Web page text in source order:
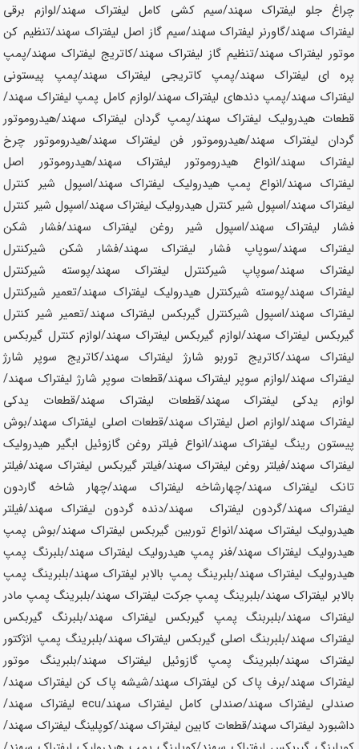
چراغ جلو لیفتراکسهند/سیم کشی کامل لیفتراک سهند/لوازم برقی
لیفتراک سهند/گاورنر لیفتراکسهند/سیم گاز اصل لیفتراک سهند/تنظیم کن
موتور لیفتراک سهند/تنظیم گاز لیفتراک سهند/کاتریج لیفتراکسهند/پمپ
پره ای لیفتراک سهند/پمپ کاتریجی لیفتراکسهند/پمپ پیستونی
لیفتراک سهند/پمپ دندهای لیفتراکسهند/لوازم کامل پمپ لیفتراک سهند/
قطعات هیدرولیک لیفتراک سهند/پمپ گردان لیفتراکسهند/هیدروموتور
گردان لیفتراک سهند/هیدروموتور فن لیفتراک سهند/هیدروموتور چرخ
لیفتراک سهند/انواع هیدروموتور لیفتراک سهند/هیدروموتور اصل
لیفتراک سهند/انواع پمپ هیدرولیک لیفتراکسهند/اسپول شیر کنترل
لیفتراک سهند/اسپول شیر کنترل هیدرولیک لیفتراک سهند/اسپول شیر کنترل
فشار لیفتراکسهند/اسپول شیر روغن لیفتراکسهند/فشار شکن
لیفتراک سهند/سوپاپ فشار لیفتراکسهند/فشار شکن شیرکنترل
لیفتراک سهند/سوپاپ شیرکنترل لیفتراک سهند/پوسته شیرکنترل
لیفتراک سهند/پوسته شیرکنترل هیدرولیک لیفتراک سهند/تعمیر شیرکنترل
لیفتراک سهند/اسپول شیرکنترل گیربکس لیفتراک سهند/تعمیر شیر کنترل
گیربکس لیفتراکسهند/لوازم گیربکس لیفتراک سهند/لوازم کنترل گیربکس
لیفتراک سهند/کاتریج توربو شارژ لیفتراکسهند/کاتریج سوپر شارژ
لیفتراک سهند/لوازم سوپر لیفتراک سهند/قطعات سوپر شارژ لیفتراک سهند/
لوازم یدکی لیفتراک سهند/قطعات لیفتراک سهند/قطعات یدکی
لیفتراک سهند/لوازم اصل لیفتراک سهند/قطعات اصلی لیفتراکسهند/بوش
پیستون رینگ لیفتراکسهند/انواع فیلتر روغن گازوئیل ابگیر هیدرولیک
لیفتراک سهند/فیلتر روغن لیفتراک سهند/فیلتر گیربکس لیفتراکسهند/فیلتر
تانک لیفتراکسهند/چهارشاخه لیفتراک سهند/چهار شاخه گاردون
لیفتراک سهند/گردون لیفتراک سهند/دنده گردون لیفتراکسهند/فیلتر
هیدرولیک لیفتراک سهند/انواع توربین گیربکس لیفتراک سهند/بوش پمپ
هیدرولیک لیفتراکسهند/فنر پمپ هیدرولیک لیفتراک سهند/بلبرنگ پمپ
هیدرولیک لیفتراکسهند/بلبرینگ پمپ بالابر لیفتراکسهند/بلبرینگ پمپ
بالابر لیفتراکسهند/بلبرینگ پمپ جرکت لیفتراک سهند/بلبرینگ پمپ مادر
لیفتراک سهند/بلبربنگ پمپ گیربکس لیفتراک سهند/بلبرنگ گیربکس
لیفتراک سهند/بلبربنگ اصلی گیربکس لیفتراکسهند/بلبرینگ پمپ انژکتور
لیفتراک سهند/بلبرینگ پمپ گازوئیل لیفتراک سهند/بلبرینگ موتور
لیفتراک سهند/برف پاک کن لیفتراک سهند/شیشه پاک کن لیفتراک سهند/
صندلی لیفتراکسهند/صندلی کامل لیفتراک سهند/ecu لیفتراک سهند/
داشبورد لیفتراک سهند/قطعات کابین لیفتراکسهند/کوپلینگ لیفتراکسهند/